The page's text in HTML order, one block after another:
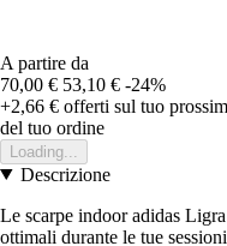
A partire da
70,00 € 53,10 € -24%
+2,66 € offerti sul tuo
del tuo ordine
Loading...
Descrizione
Le scarpe indoor adidas
ottimali durante le tue